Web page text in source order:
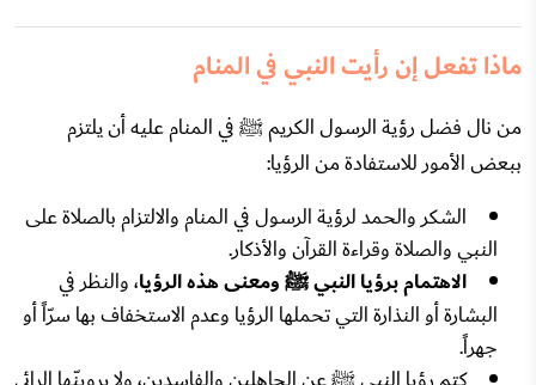
ماذا تفعل إن رأيت النبي في المنام
من نال فضل رؤية الرسول الكريم ﷺ في المنام عليه أن يلتزم
ببعض الأمور للاستفادة من الرؤيا:
الشكر والحمد لرؤية الرسول في المنام والالتزام بالصلاة على
النبي والصلاة وقراءة القرآن والأذكار.
الاهتمام برؤيا النبي ﷺ ومعنى هذه الرؤيا، والنظر في
البشارة أو النذارة التي تحملها الرؤيا وعدم الاستخفاف بها سرّاً أو
جهراً.